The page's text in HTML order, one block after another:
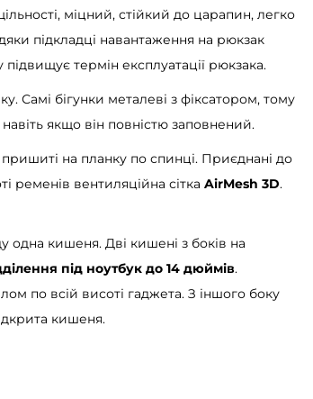
міцний, стійкий до царапин, легко
підкладці навантаження на рюкзак
термін експлуатації рюкзака.
Самі бігунки металеві з фіксатором, тому
якщо він повністю заповнений.
пришиті на планку по спинці. Приєднані до
ременів вентиляційна сітка AirMesh 3D.
одна кишеня. Дві кишені з боків на
під ноутбук до 14 дюймів.
по всій висоті гаджета. З іншого боку
кишеня.